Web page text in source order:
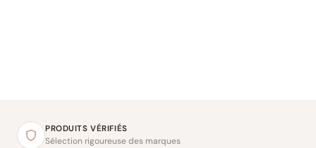
PRODUITS VÉRIFIÉS
Sélection rigoureuse des marques